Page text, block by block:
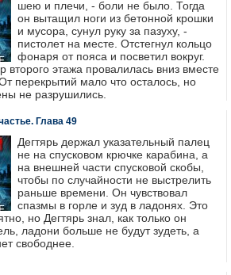
шею и плечи, - боли не было. Тогда
он вытащил ноги из бетонной крошки
и мусора, сунул руку за пазуху, -
пистолет на месте. Отстегнул кольцо
фонаря от пояса и посветил вокруг.
второго этажа провалилась вниз вместе
перекрытий мало что осталось, но
не разрушились.
Глава 49
Дегтярь держал указательный палец
не на спусковом крючке карабина, а
на внешней части спусковой скобы,
чтобы по случайности не выстрелить
раньше времени. Он чувствовал
спазмы в горле и зуд в ладонях. Это
но Дегтярь знал, как только он
ладони больше не будут зудеть, а
свободнее.